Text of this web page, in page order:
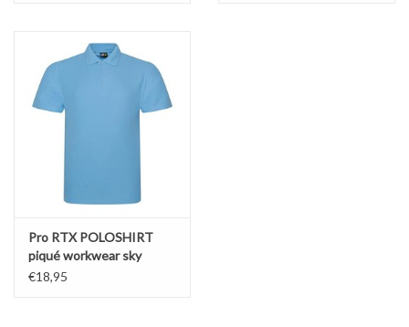
Pro RTX POLOSHIRT
piqué workwear sky
€18,95